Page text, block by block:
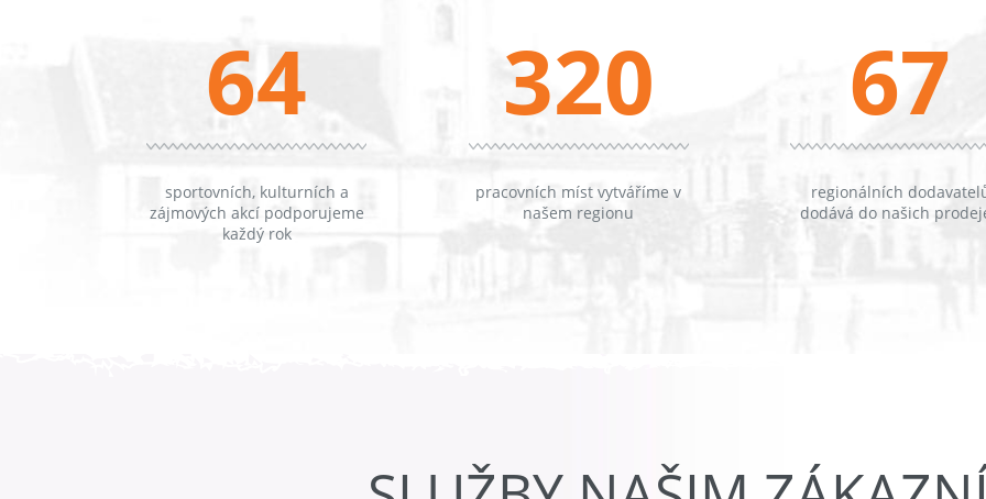
64
sportovních, kulturních a
zájmových akcí podporujeme
každý rok
320
pracovních míst vytváříme v
našem regionu
67
regionálních
dodává do našich